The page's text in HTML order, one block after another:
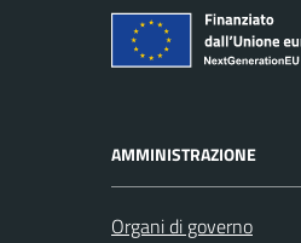
AMMINISTRAZIONE
Organi di governo